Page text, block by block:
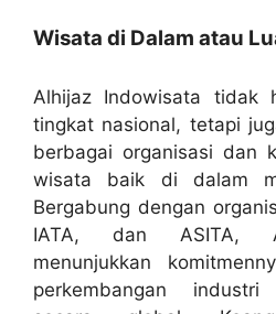
Wisata di Dalam atau
Alhijaz Indowisata tidak
tingkat nasional, tetapi
berbagai organisasi dan
wisata baik di dalam
Bergabung dengan
IATA, dan ASITA,
menunjukkan
perkembangan